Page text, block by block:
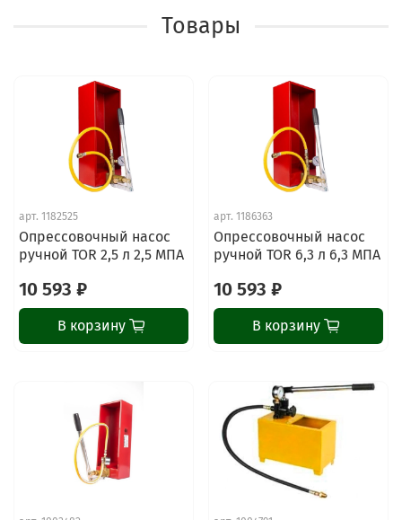
Товары
арт. 1182525
Опрессовочный насос
ручной TOR 2,5 л 2,5 МПА
10 593 ₽
В корзину
арт. 1186363
Опрессовочный насос
ручной TOR 6,3 л 6,3 МПА
10 593 ₽
В корзину